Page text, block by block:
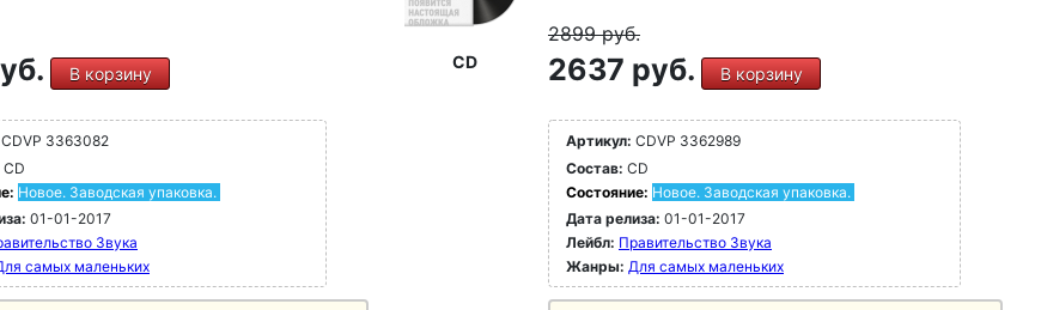
В корзину
CDVP 3363082
CD
Новое. Заводская упаковка.
01-01-2017
Звука
самых маленьких
CD
2899руб.
2637 руб. В корзину
Артикул: CDVP 3362989
Состав: CD
Состояние: Новое. Заводская упаковка.
Дата релиза: 01-01-2017
Лейбл: Правительство Звука
Жанры: Для самых маленьких